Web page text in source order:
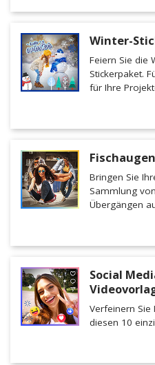
Winter-
Feiern Sie die
Stickerpaket.
für Ihre
Bringen Sie
Sammlung
Übergängen
Social
Verfeinern Sie
diesen 10